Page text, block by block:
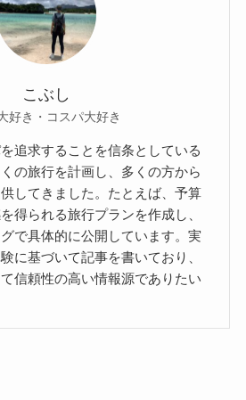
こぶし
好き・コスパ大好き
追求することを信条としている
の旅行を計画し、多くの方から
してきました。たとえば、予算
得られる旅行プランを作成し、
で具体的に公開しています。実
に基づいて記事を書いており、
信頼性の高い情報源でありたい